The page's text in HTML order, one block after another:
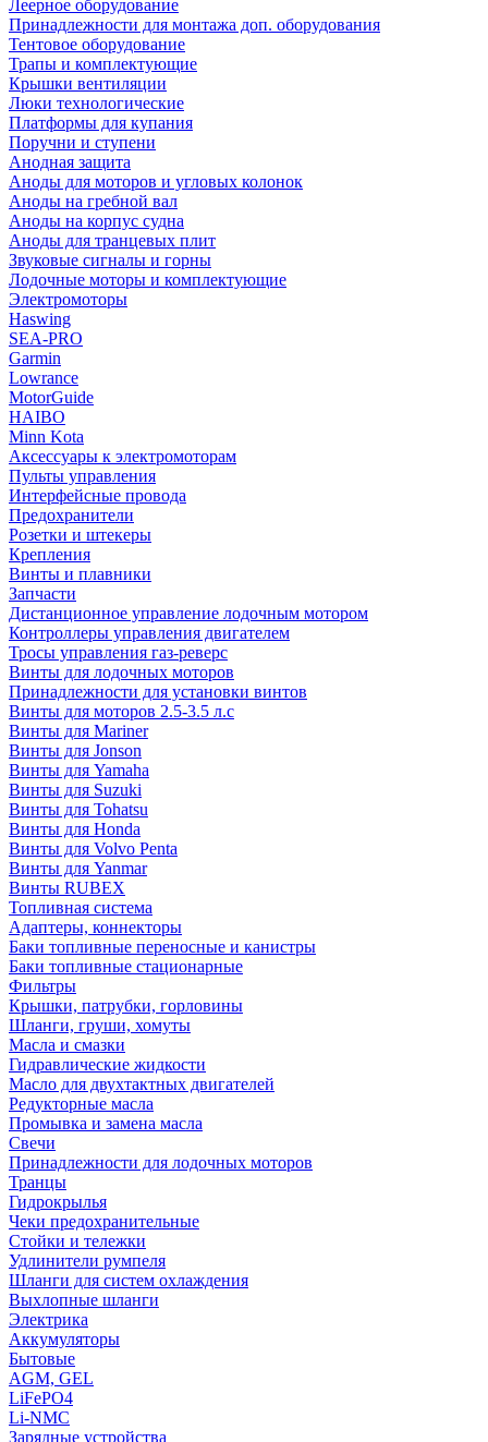
Леерное оборудование
Принадлежности для монтажа доп. оборудования
Тентовое оборудование
Трапы и комплектующие
Крышки вентиляции
Люки технологические
Платформы для купания
Поручни и ступени
Анодная защита
Аноды для моторов и угловых колонок
Аноды на гребной вал
Аноды на корпус судна
Аноды для транцевых плит
Звуковые сигналы и горны
Лодочные моторы и комплектующие
Электромоторы
Haswing
SEA-PRO
Garmin
Lowrance
MotorGuide
HAIBO
Minn Kota
Аксессуары к электромоторам
Пульты управления
Интерфейсные провода
Предохранители
Розетки и штекеры
Крепления
Винты и плавники
Запчасти
Дистанционное управление лодочным мотором
Контроллеры управления двигателем
Тросы управления газ-реверс
Винты для лодочных моторов
Принадлежности для установки винтов
Винты для моторов 2.5-3.5 л.с
Винты для Mariner
Винты для Jonson
Винты для Yamaha
Винты для Suzuki
Винты для Tohatsu
Винты для Honda
Винты для Volvo Penta
Винты для Yanmar
Винты RUBEX
Топливная система
Адаптеры, коннекторы
Баки топливные переносные и канистры
Баки топливные стационарные
Фильтры
Крышки, патрубки, горловины
Шланги, груши, хомуты
Масла и смазки
Гидравлические жидкости
Масло для двухтактных двигателей
Редукторные масла
Промывка и замена масла
Свечи
Принадлежности для лодочных моторов
Транцы
Гидрокрылья
Чеки предохранительные
Стойки и тележки
Удлинители румпеля
Шланги для систем охлаждения
Выхлопные шланги
Электрика
Аккумуляторы
Бытовые
AGM, GEL
LiFePO4
Li-NMC
Зарядные устройства